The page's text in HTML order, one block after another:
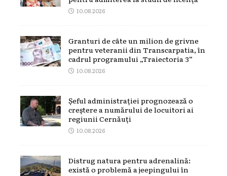
10.08.2026
Granturi de câte un milion de grivne
pentru veteranii din Transcarpatia, în
cadrul programului „Traiectoria 3”
10.08.2026
Șeful administrației prognozează o
creștere a numărului de locuitori ai
regiunii Cernăuți
10.08.2026
Distrug natura pentru adrenalină:
există o problemă a jeepingului în